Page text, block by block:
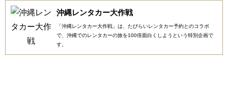
沖縄レンタカー大作戦
「沖縄レンタカー大作戦」は、たびらいレンタカー予約とのコラボ
で、沖縄でのレンタカーの旅を100倍面白くしようという特別企画で
す。